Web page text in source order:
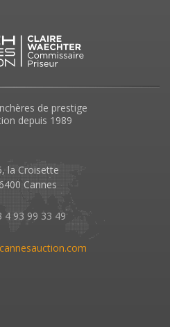
de prestige
depuis 1989
la Croisette
Cannes
4 93 99 33 49